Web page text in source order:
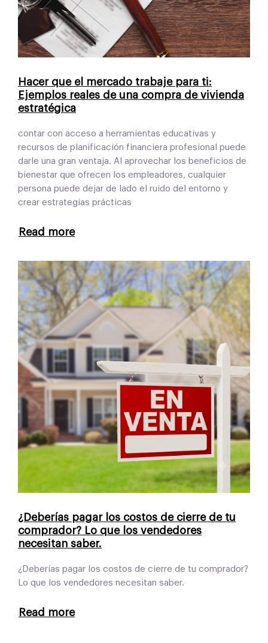
Hacer que el mercado trabaje para ti:
Ejemplos reales de una compra de vivienda
estratégica
contar con acceso a herramientas educativas y
recursos de planificación financiera profesional puede
darle una gran ventaja. Al aprovechar los beneficios de
bienestar que ofrecen los empleadores, cualquier
persona puede dejar de lado el ruido del entorno y
crear estrategias prácticas
Read more
¿Deberías pagar los costos de cierre de tu
comprador? Lo que los vendedores
necesitan saber.
¿Deberías pagar los costos de cierre de tu comprador?
Lo que los vendedores necesitan saber.
Read more